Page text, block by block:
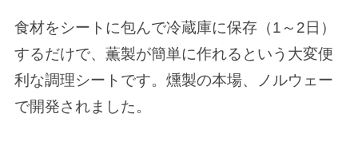
食材をシートに包んで冷蔵庫に保存（1～2日）
するだけで、薫製が簡単に作れるという大変便
利な調理シートです。燻製の本場、ノルウェー
で開発されました。